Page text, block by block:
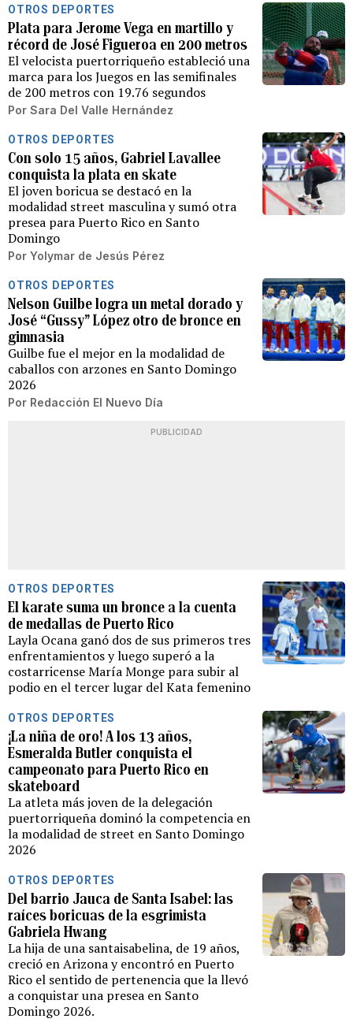
OTROS DEPORTES
Plata para Jerome Vega en martillo y
récord de José Figueroa en 200 metros
El velocista puertorriqueño estableció una
marca para los Juegos en las semifinales
de 200 metros con 19.76 segundos
Por Sara Del Valle Hernández
OTROS DEPORTES
Con solo 15 años, Gabriel Lavallee
conquista la plata en skate
El joven boricua se destacó en la
modalidad street masculina y sumó otra
presea para Puerto Rico en Santo
Domingo
Por Yolymar de Jesús Pérez
OTROS DEPORTES
Nelson Guilbe logra un metal dorado y
José “Gussy” López otro de bronce en
gimnasia
Guilbe fue el mejor en la modalidad de
caballos con arzones en Santo Domingo
2026
Por Redacción El Nuevo Día
PUBLICIDAD
OTROS DEPORTES
El karate suma un bronce a la cuenta
de medallas de Puerto Rico
Layla Ocana ganó dos de sus primeros tres
enfrentamientos y luego superó a la
costarricense María Monge para subir al
podio en el tercer lugar del Kata femenino
OTROS DEPORTES
¡La niña de oro! A los 13 años,
Esmeralda Butler conquista el
campeonato para Puerto Rico en
skateboard
La atleta más joven de la delegación
puertorriqueña dominó la competencia en
la modalidad de street en Santo Domingo
2026
OTROS DEPORTES
Del barrio Jauca de Santa Isabel: las
raíces boricuas de la esgrimista
Gabriela Hwang
La hija de una santaisabelina, de 19 años,
creció en Arizona y encontró en Puerto
Rico el sentido de pertenencia que la llevó
a conquistar una presea en Santo
Domingo 2026.